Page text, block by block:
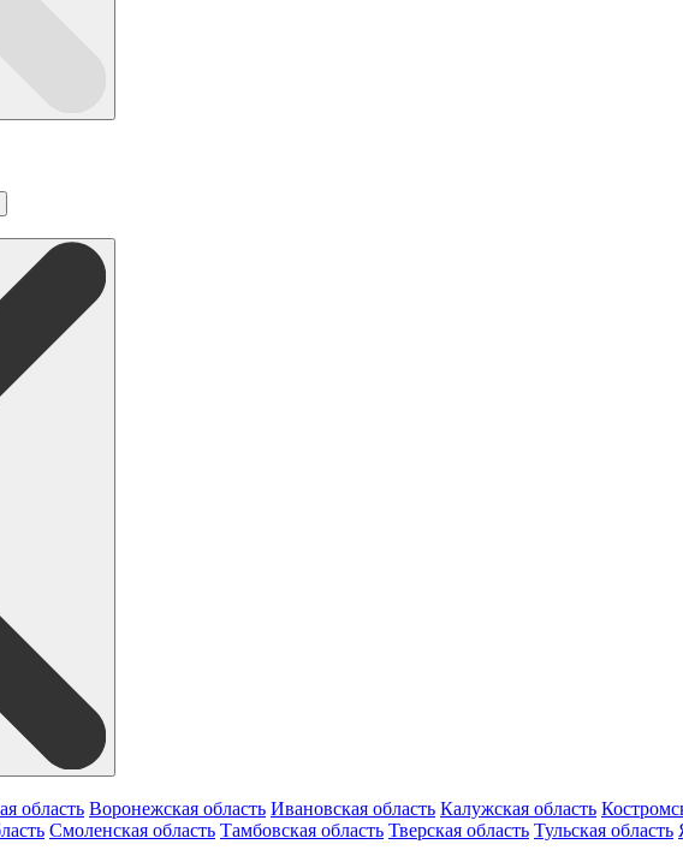
область Воронежская область Ивановская область Калужская область
Смоленская область Тамбовская область Тверская область Тульская область